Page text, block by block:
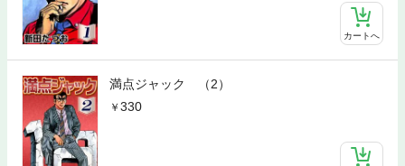
カートへ
満点ジャック （2）
330